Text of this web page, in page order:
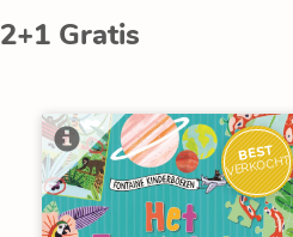
2+1 Gratis
BEST
VERKOCHT